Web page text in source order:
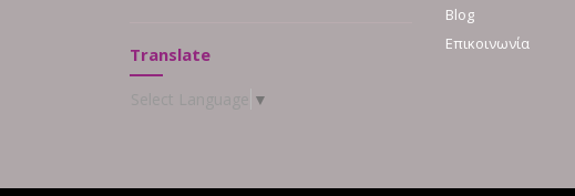
Translate
▼
Blog
Επικοινωνία